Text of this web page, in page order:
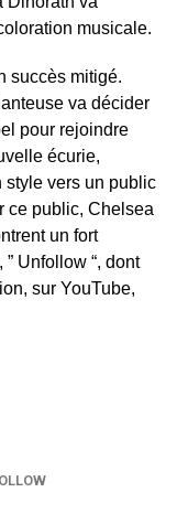
musicale.
succès mitigé.
va décider
pour rejoindre
écurie,
style vers un public
ce public, Chelsea
un fort
Unfollow “, dont
sur YouTube,